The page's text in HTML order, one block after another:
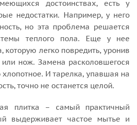
достоинствах, есть у
недостатки. Например, у него
но эта проблема решается
теплого пола. Еще у нее
которую легко повредить, уронив
нож. Замена расколовшегося
И тарелка, упавшая на
точно не останется целой.
плитка – самый практичный
выдерживает частое мытье и